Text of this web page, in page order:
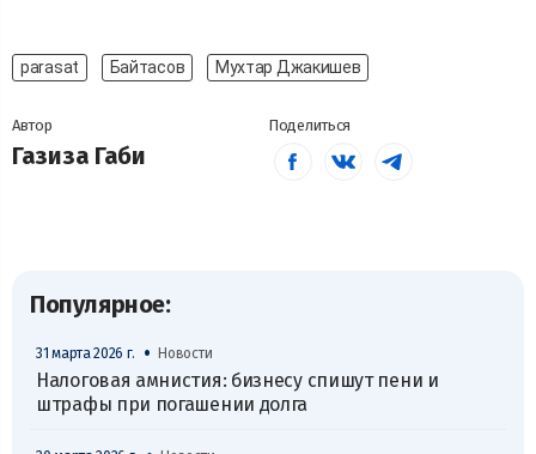
parasat Байтасов Мухтар Джакишев
Автор
Газиза Габи
Поделиться
Популярное:
31 марта 2026 г. • Новости
Налоговая амнистия: бизнесу спишут пени и
штрафы при погашении долга